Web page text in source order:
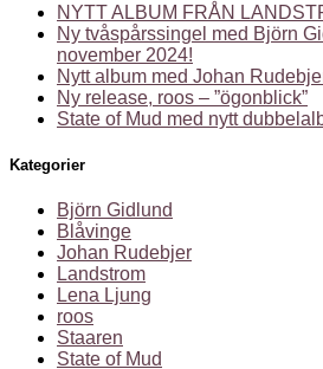
NYTT ALBUM FRÅN
Ny tvåspårssingel med Björn
november 2024!
Nytt album med Johan
Ny release, roos – ”ögonblick”
State of Mud med nytt
Kategorier
Björn Gidlund
Blåvinge
Johan Rudebjer
Landstrom
Lena Ljung
roos
Staaren
State of Mud